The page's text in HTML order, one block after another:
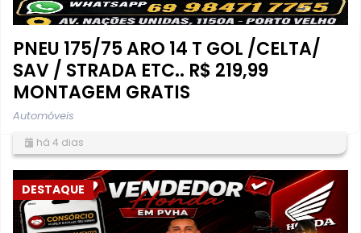
PNEU 175/75 ARO 14 T GOL /CELTA/
SAV / STRADA ETC.. R$ 219,99
MONTAGEM GRATIS
Automóveis
há 4 dias
DESTAQUE